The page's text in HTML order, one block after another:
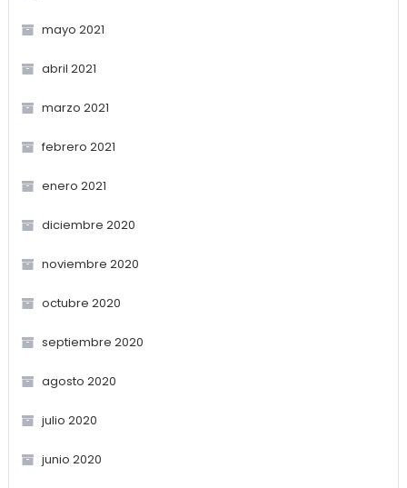
mayo 2021
abril 2021
marzo 2021
febrero 2021
enero 2021
diciembre 2020
noviembre 2020
octubre 2020
septiembre 2020
agosto 2020
julio 2020
junio 2020